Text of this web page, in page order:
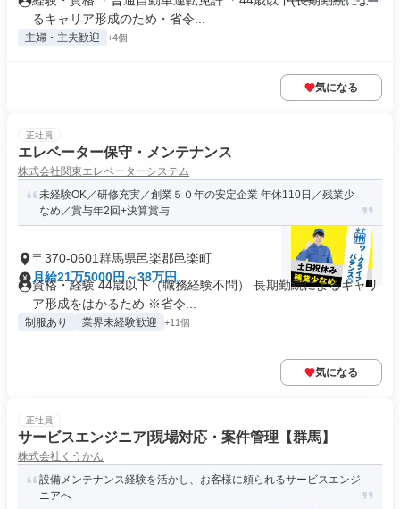
るキャリア形成のため・省令...
主婦・主夫歓迎 +4個
気になる
正社員
エレベーター保守・メンテナンス
株式会社関東エレベーターシステム
未経験OK／研修充実／創業５０年の安定企業 年休110日／残業少
なめ／賞与年2回+決算賞与
〒370-0601群馬県邑楽郡邑楽町
月給21万5000円～38万円
資格・経験 44歳以下（職務経験不問） 長期勤続によるキャリ
ア形成をはかるため ※省令...
制服あり 業界未経験歓迎 +11個
気になる
正社員
サービスエンジニア|現場対応・案件管理【群馬】
株式会社くうかん
設備メンテナンス経験を活かし、お客様に頼られるサービスエンジ
ニアへ